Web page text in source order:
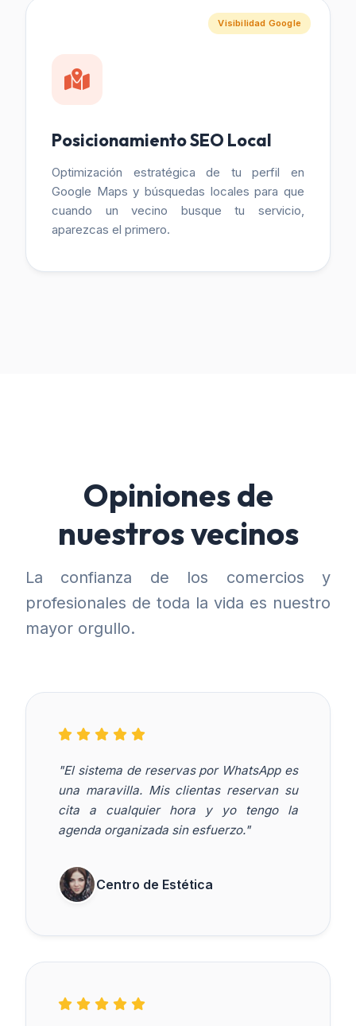
Visibilidad Google
Posicionamiento SEO Local
Optimización estratégica de tu perfil en
Google Maps y búsquedas locales para que
cuando un vecino busque tu servicio,
aparezcas el primero.
Opiniones de
nuestros vecinos
La confianza de los comercios y
profesionales de toda la vida es nuestro
mayor orgullo.
"El sistema de reservas por WhatsApp es
una maravilla. Mis clientas reservan su
cita a cualquier hora y yo tengo la
agenda organizada sin esfuerzo."
Centro de Estética